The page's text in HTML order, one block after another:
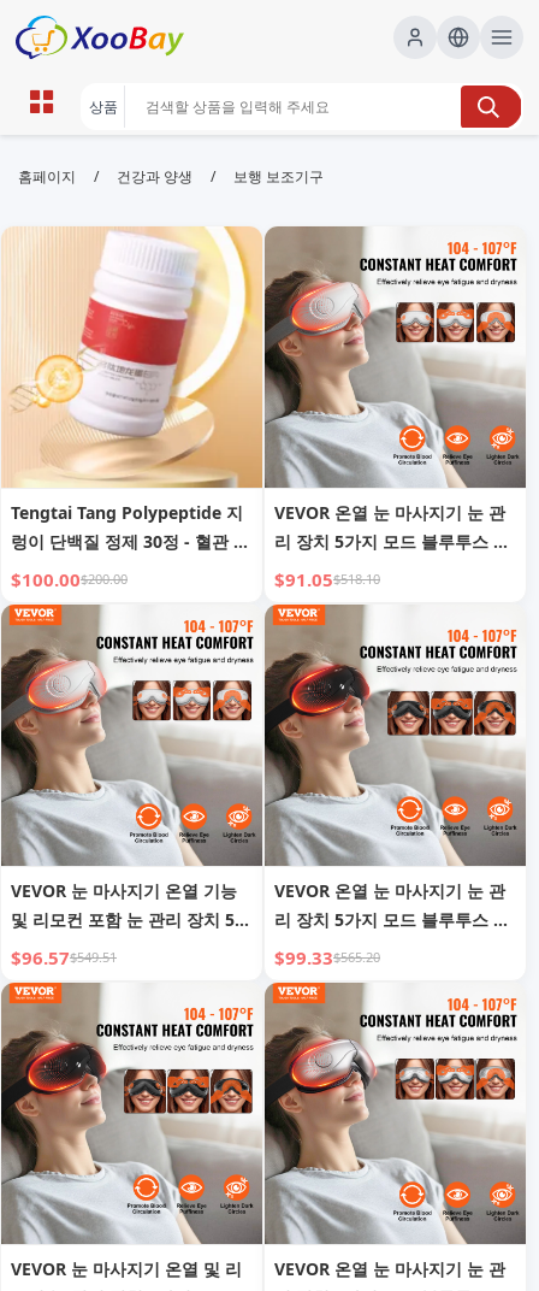
보행 보조기구 | XOOBAY B2B/B2C
보행 보조기구,노인 보조용품,안전 보조기구,
wholesale 보행 보조기구, XOOBAY
보행보조기구SEO최적화안내및리뷰정보용
홈페이지 / 건강과 양생 / 보행 보조기구
Tengtai Tang Polypeptide 지
렁이 단백질 정제 30정 - 혈관 찌
꺼기 제거, 심혈관 건강 보호
$100.00$200.00
VEVOR 온열 눈 마사지기 눈 관
리 장치 5가지 모드 블루투스 음
악 180도 접이식
$91.05$518.10
VEVOR 눈 마사지기 온열 기능
및 리모컨 포함 눈 관리 장치 5가
지 모드 블루투스 음악
$96.57$549.51
VEVOR 온열 눈 마사지기 눈 관
리 장치 5가지 모드 블루투스 음
악 접이식
$99.33$565.20
VEVOR 눈 마사지기 온열 및 리
VEVOR 온열 눈 마사지기 눈 관